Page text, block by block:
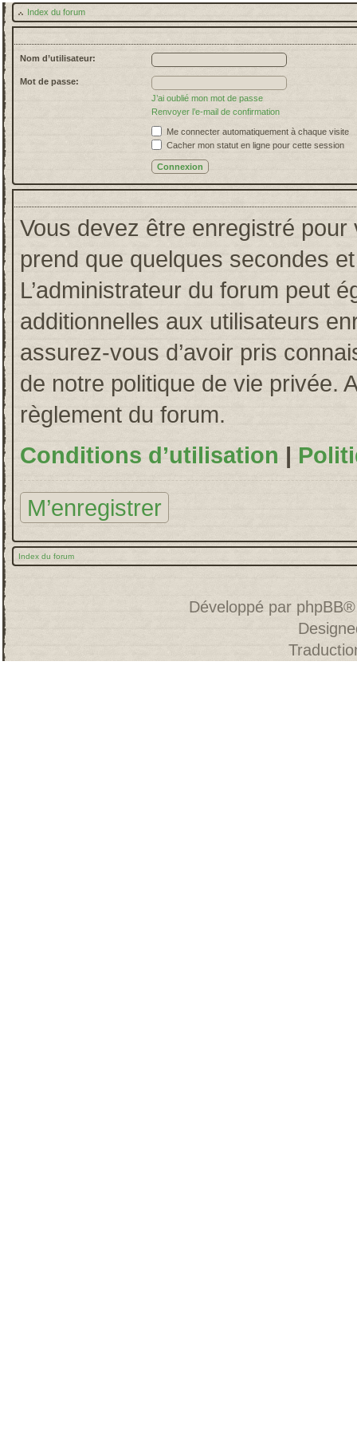
Index du forum
Nom d’utilisateur:
Mot de passe:
J’ai oublié mon mot de passe
Renvoyer l’e-mail de confirmation
Me connecter automatiquement à chaque visite
Cacher mon statut en ligne pour cette session
Vous devez être enregistré pour
prend que quelques secondes
L’administrateur du forum peut
additionnelles aux utilisateurs
assurez-vous d’avoir pris
de notre politique de vie privée.
règlement du forum.
Conditions d’utilisation |
M’enregistrer
Index du forum
Développé par phpBB®